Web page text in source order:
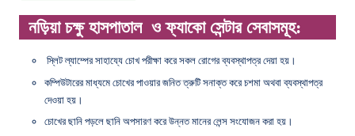
নড়িয়া চক্ষু হাসপাতাল ও ফ্যাকো সেন্টারসেবাসমূহ:
স্লিট ল্যাম্পের সাহায্যে চোখ পরীক্ষা করে সকল রোগের ব্যবস্থাপত্র দেয়া হয়।
কম্পিউটারের মাধ্যমে চোখের পাওয়ার জনিত ত্রুটি সনাক্ত করে চশমা অথবা ব্যবস্থাপত্র
দেওয়া হয়।
চোখের ছানি পড়লে ছানি অপসারণ করে উন্নত মানের লেন্স সংযোজন করা হয়।